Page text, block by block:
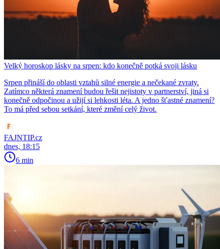
Velký horoskop lásky na srpen: kdo konečně potká svoji lásku
Srpen přináší do oblasti vztahů silné energie a nečekané zvraty.
Zatímco některá znamení budou řešit nejistoty v partnerství, jiná si
konečně odpočinou a užijí si lehkosti léta. A jedno šťastné znamení?
To má před sebou setkání, které změní celý život.
FAJNTIP.cz
dnes, 18:15
6 min